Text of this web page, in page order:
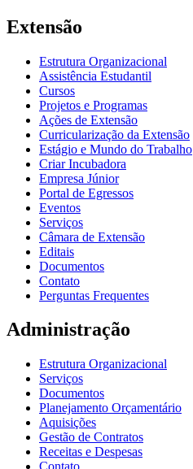
Extensão
Estrutura Organizacional
Assistência Estudantil
Cursos
Projetos e Programas
Ações de Extensão
Curricularização da Extensão
Estágio e Mundo do Trabalho
Criar Incubadora
Empresa Júnior
Portal de Egressos
Eventos
Serviços
Câmara de Extensão
Editais
Documentos
Contato
Perguntas Frequentes
Administração
Estrutura Organizacional
Serviços
Documentos
Planejamento Orçamentário
Aquisições
Gestão de Contratos
Receitas e Despesas